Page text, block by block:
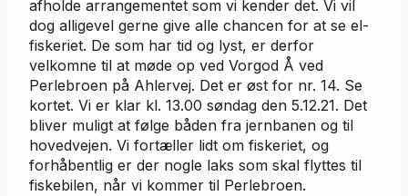
afholde arrangementet som vi kender det. Vi vil
dog alligevel gerne give alle chancen for at se el-
fiskeriet. De som har tid og lyst, er derfor
velkomne til at møde op ved Vorgod Å ved
Perlebroen på Ahlervej. Det er øst for nr. 14. Se
kortet. Vi er klar kl. 13.00 søndag den 5.12.21. Det
bliver muligt at følge båden fra jernbanen og til
hovedvejen. Vi fortæller lidt om fiskeriet, og
forhåbentlig er der nogle laks som skal flyttes til
fiskebilen, når vi kommer til Perlebroen.